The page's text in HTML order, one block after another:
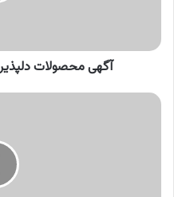
آگهی محصولات
آگهی